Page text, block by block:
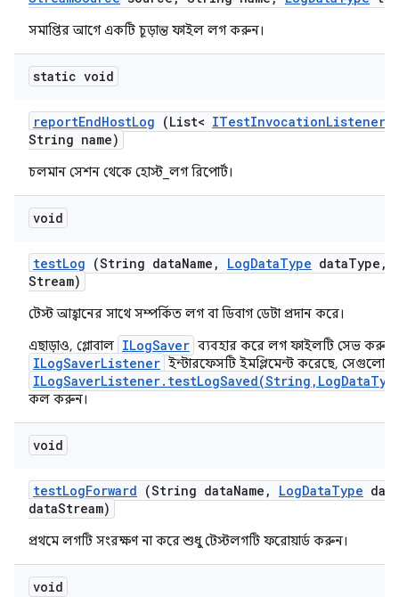
সমাপ্তির আগে একটি চূড়ান্ত ফাইল লগ করুন।
static void
reportEndHostLog (List< ITestInvocationListener
String name)
চলমান সেশন থেকে হোস্ট_লগ রিপোর্ট।
void
testLog (String dataName , LogDataType dataType ,
Stream)
টেস্ট আহ্বানের সাথে সম্পর্কিত লগ বা ডিবাগ ডেটা প্রদান করে।
এছাড়াও, গ্লোবাল ILogSaver ব্যবহার করে লগ ফাইলটি সেভ করুন
ILogSaverListener ইন্টারফেসটি ইমপ্লিমেন্ট করেছে, সেগুলোর
কল করুন।
void
testLogForward (String dataName , LogDataType data
dataStream)
প্রথমে লগটি সংরক্ষণ না করে শুধু টেস্টলগটি ফরোয়ার্ড করুন।
void